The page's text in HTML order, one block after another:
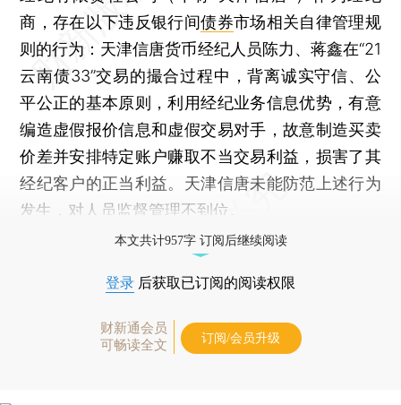
商，存在以下违反银行间债券市场相关自律管理规
则的行为：天津信唐货币经纪人员陈力、蒋鑫在“21
云南债33”交易的撮合过程中，背离诚实守信、公
平公正的基本原则，利用经纪业务信息优势，有意
编造虚假报价信息和虚假交易对手，故意制造买卖
价差并安排特定账户赚取不当交易利益，损害了其
经纪客户的正当利益。天津信唐未能防范上述行为
发生，对人员监督管理不到位。
本文共计957字 订阅后继续阅读
登录 后获取已订阅的阅读权限
财新通会员
可畅读全文
订阅/会员升级